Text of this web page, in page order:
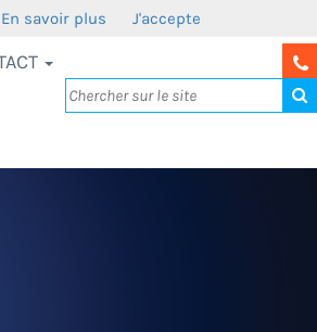
En savoir plus J'accepte